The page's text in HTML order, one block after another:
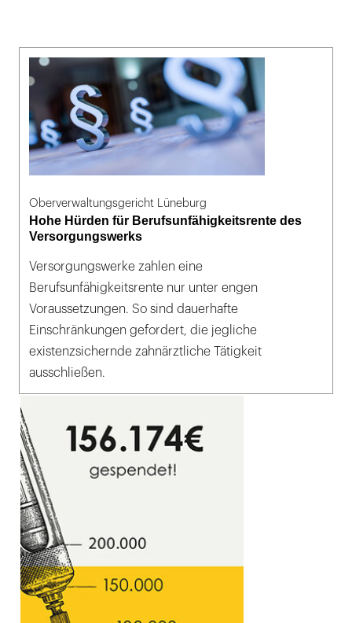
Oberverwaltungsgericht Lüneburg
Hohe Hürden für Berufsunfähigkeitsrente des
Versorgungswerks
Versorgungswerke zahlen eine
Berufsunfähigkeitsrente nur unter engen
Voraussetzungen. So sind dauerhafte
Einschränkungen gefordert, die jegliche
existenzsichernde zahnärztliche Tätigkeit
ausschließen.